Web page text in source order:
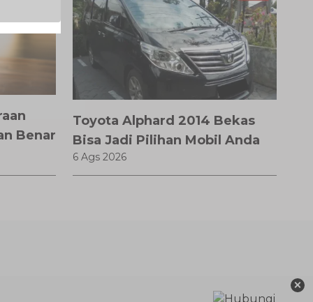
Benar
Toyota Alphard 2014 Bekas
Bisa Jadi Pilihan Mobil Anda
6 Ags 2026
×